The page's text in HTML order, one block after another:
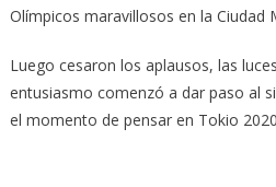
Olímpicos maravillosos en la Ciudad
Luego cesaron los aplausos, las
entusiasmo comenzó a dar paso al
el momento de pensar en Tokio